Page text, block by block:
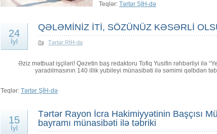
Teqlər: Tərtər ŞİH-də
24
İyl
QƏLƏMİNİZ İTİ, SÖZÜNÜZ KƏSƏRLİ
Tərtər RİH-də
Əziz mətbuat işçiləri! Qəzetin baş redaktoru Tofiq Yusifin rəhbərliyi ilə
yaradılmasının 140 illik yubileyi münasibəti ilə səmimi qəlbdən
Teqlər: Tərtər ŞİH-də
15
İyl
Tərtər Rayon İcra Hakimiyyətinin Başçısı
bayramı münasibəti ilə təbriki